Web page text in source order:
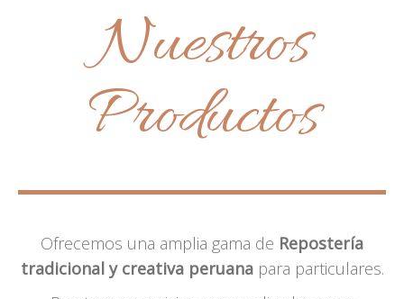
Nuestros
Productos
Ofrecemos una amplia gama de Repostería
tradicional y creativa peruanapara particulares.